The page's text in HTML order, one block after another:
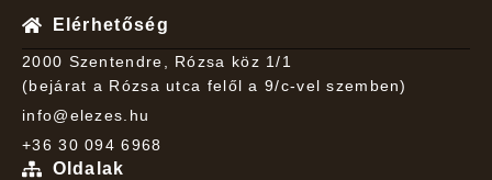
Elérhetőség
2000 Szentendre, Rózsa köz 1/1
(bejárat a Rózsa utca felől a 9/c-vel szemben)
info@elezes.hu
+36 30 094 6968
Oldalak